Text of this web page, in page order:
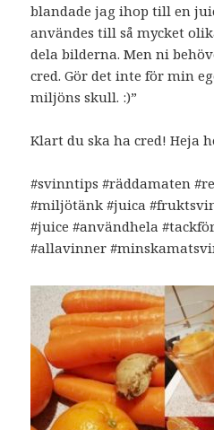
blandade jag ihop till en
användes till så mycket
dela bilderna. Men ni
cred. Gör det inte för min
miljöns skull. :)”
Klart du ska ha cred! Heja
#svinntips #räddamaten
#miljötänk #juica
#juice #användhela
#allavinner